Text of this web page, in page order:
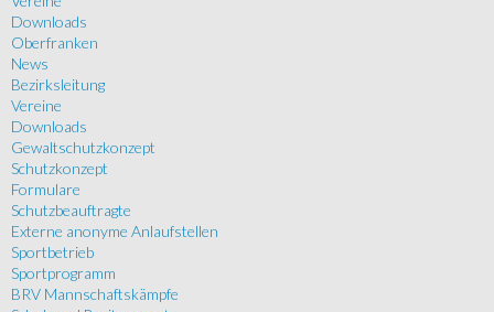
Downloads
Oberfranken
News
Bezirksleitung
Vereine
Downloads
Gewaltschutzkonzept
Schutzkonzept
Formulare
Schutzbeauftragte
Externe anonyme Anlaufstellen
Sportbetrieb
Sportprogramm
BRV Mannschaftskämpfe